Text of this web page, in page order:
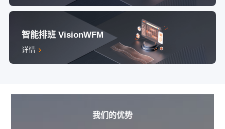
智能排班 VisionWFM
详情
我们的优势